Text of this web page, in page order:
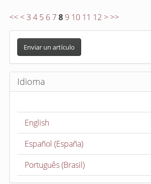
<< < 3 4 5 6 7 8 9 10 11 12 > >>
E
v
i
a
Enviar un artículo
Idioma
English
Español (España)
Português (Brasil)